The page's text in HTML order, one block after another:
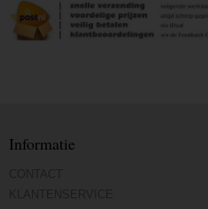
Informatie